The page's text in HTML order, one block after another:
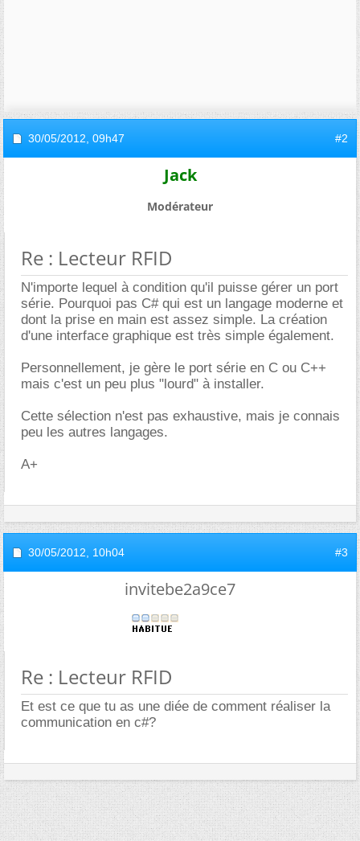
30/05/2012, 09h47 #2
Jack
Modérateur
Re : Lecteur RFID
N'importe lequel à condition qu'il puisse gérer un port
série. Pourquoi pas C# qui est un langage moderne et
dont la prise en main est assez simple. La création
d'une interface graphique est très simple également.
Personnellement, je gère le port série en C ou C++
mais c'est un peu plus "lourd" à installer.
Cette sélection n'est pas exhaustive, mais je connais
peu les autres langages.
A+
30/05/2012, 10h04 #3
invitebe2a9ce7
Re : Lecteur RFID
Et est ce que tu as une diée de comment réaliser la
communication en c#?